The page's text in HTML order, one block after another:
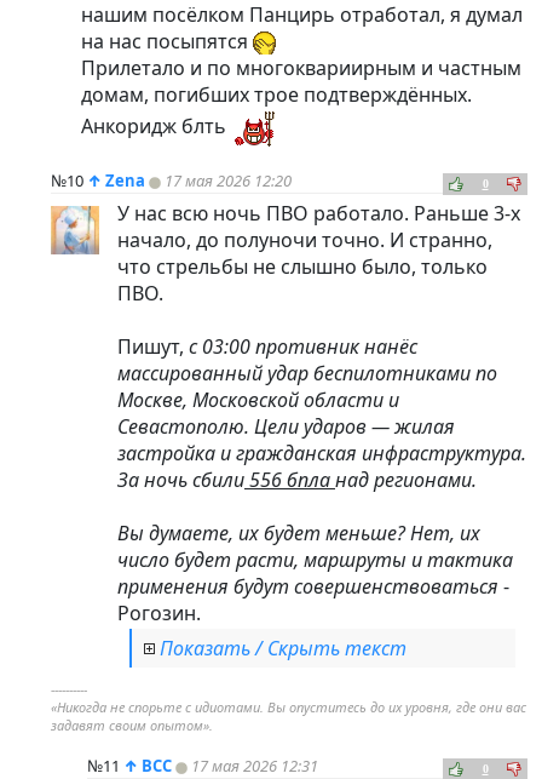
нашим посёлком Панцирь отработал, я думал
на нас посыпятся
Прилетало и по многоквариирным и частным
домам, погибших трое подтверждённых.
Анкоридж блть
№10 ↑ Zena 17 мая 2026 12:20 0
У нас всю ночь ПВО работало. Раньше 3-х
начало, до полуночи точно. И странно,
что стрельбы не слышно было, только
ПВО.
Пишут, с 03:00 противник нанёс
массированный удар беспилотниками по
Москве, Московской области и
Севастополю. Цели ударов — жилая
застройка и гражданская инфраструктура.
За ночь сбили556 бпланад регионами.
Вы думаете, их будет меньше? Нет, их
число будет расти, маршруты и тактика
применения будут совершенствоваться -
Рогозин.
Показать / Скрыть текст
----------
«Никогда не спорьте с идиотами. Вы опуститесь до их уровня, где они вас
задавят своим опытом».
№11 ↑ ВСС 17 мая 2026 12:31 0